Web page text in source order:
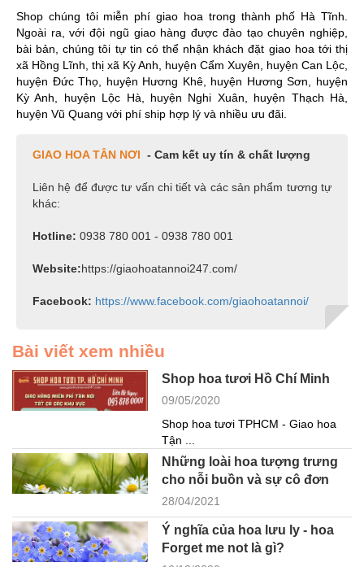
Shop chúng tôi miễn phí giao hoa trong thành phố Hà Tĩnh.
Ngoài ra, với đội ngũ giao hàng được đào tạo chuyên nghiệp,
bài bản, chúng tôi tự tin có thể nhận khách đặt giao hoa tới thị
xã Hồng Lĩnh, thị xã Kỳ Anh, huyện Cẩm Xuyên, huyện Can Lộc,
huyện Đức Thọ, huyện Hương Khê, huyện Hương Sơn, huyện
Kỳ Anh, huyện Lộc Hà, huyện Nghi Xuân, huyện Thạch Hà,
huyện Vũ Quang với phí ship hợp lý và nhiều ưu đãi.
GIAO HOA TÂN NƠI - Cam kết uy tín & chất lượng
Liên hệ để được tư vấn chi tiết và các sản phẩm tương tự
khác:
Hotline: 0938 780 001 - 0938 780 001
Website:https://giaohoatannoi247.com/
Facebook: https://www.facebook.com/giaohoatannoi/
Bài viết xem nhiều
Shop hoa tươi Hồ Chí Minh
09/05/2020
Shop hoa tươi TPHCM - Giao hoa
Tận ...
Những loài hoa tượng trưng
cho nỗi buồn và sự cô đơn
28/04/2021
Ý nghĩa của hoa lưu ly - hoa
Forget me not là gì?